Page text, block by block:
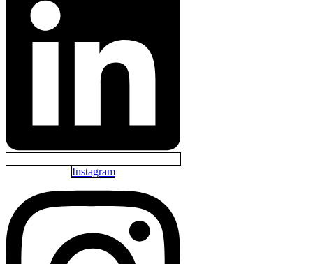
Instagram